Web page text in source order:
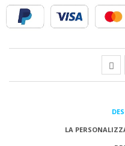
LA